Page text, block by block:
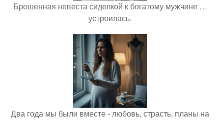
Брошенная невеста сиделкой к богатому мужчине …
устроилась.
Два года мы были вместе - любовь, страсть, планы на